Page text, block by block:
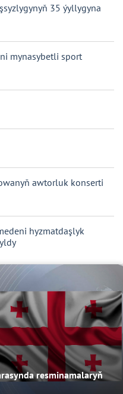
35 ýyllygyna
mynasybetli sport
awtorluk konserti
hyzmatdaşlyk
resminamalaryň